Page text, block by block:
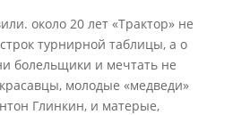
около 20 лет «Трактор» не
турнирной таблицы, а о
болельщики и мечтать не
молодые «медведи»
Глинкин, и матерые,